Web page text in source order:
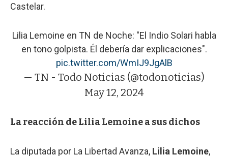
Castelar.
Lilia Lemoine en TN de Noche: "El Indio Solari habla
en tono golpista. Él debería dar explicaciones".
pic.twitter.com/WmIJ9JgAlB
— TN - Todo Noticias (@todonoticias)
May 12, 2024
La reacción de Lilia Lemoine a sus dichos
La diputada por La Libertad Avanza, Lilia Lemoine,